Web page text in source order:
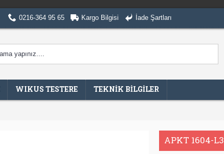
0216-364 95 65 Kargo Bilgisi İade Şartları
WIKUS TESTERE TEKNİK BİLGİLER
APKT 1604-